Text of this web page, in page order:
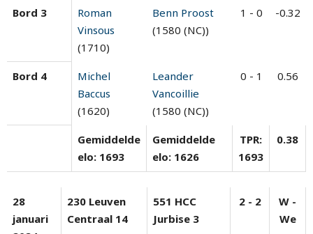
Bord 3
Roman
Vinsous
(1710)
Benn Proost
(1580 (NC))
1 - 0 -0.32
Bord 4
Michel
Baccus
(1620)
Leander
Vancoillie
(1580 (NC))
0 - 1 0.56
Gemiddelde
elo: 1693
Gemiddelde
elo: 1626
TPR:
1693
0.38
28
januari
230 Leuven
Centraal 14
551 HCC
Jurbise 3
2 - 2
W -
We